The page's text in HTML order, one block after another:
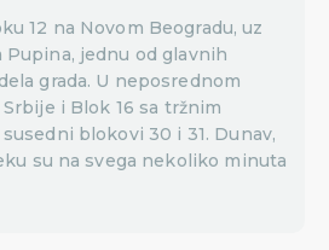
12 na Novom Beogradu, uz
Pupina, jednu od glavnih
grada. U neposrednom
i Blok 16 sa tržnim
blokovi 30 i 31. Dunav,
su na svega nekoliko minuta